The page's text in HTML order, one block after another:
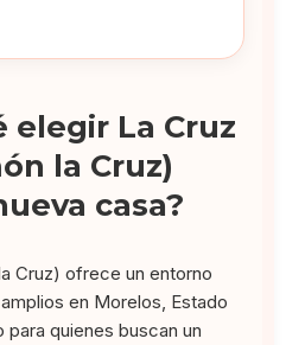
elegir La Cruz
la Cruz)
casa?
Cruz) ofrece un entorno
en Morelos, Estado
quienes buscan un